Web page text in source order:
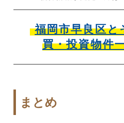
福岡市早良区と
買・投資物件
まとめ